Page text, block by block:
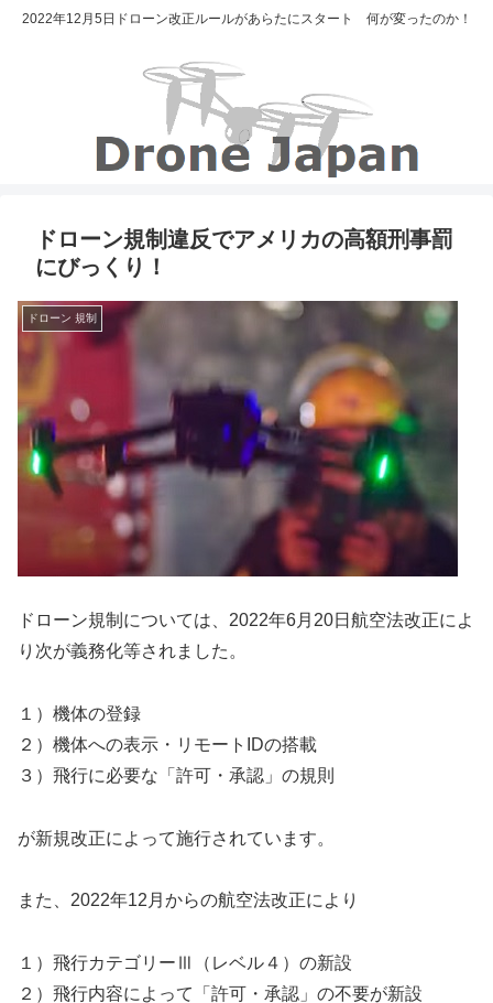
2022年12月5日ドローン改正ルールがあらたにスタート 何が変ったのか！
ドローン規制違反でアメリカの高額刑事罰
にびっくり！
ドローン 規制
ドローン規制については、2022年6月20日航空法改正によ
り次が義務化等されました。
１）機体の登録
２）機体への表示・リモートIDの搭載
３）飛行に必要な「許可・承認」の規則
が新規改正によって施行されています。
また、2022年12月からの航空法改正により
１）飛行カテゴリーⅢ（レベル４）の新設
２）飛行内容によって「許可・承認」の不要が新設